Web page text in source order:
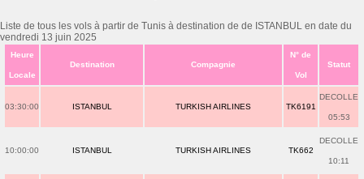
Liste de tous les vols à partir de Tunis à destination de de ISTANBUL en date du
vendredi 13 juin 2025
Heure
Locale
Destination Compagnie
N° de
Vol
Statut
03:30:00 ISTANBUL TURKISH AIRLINES TK6191
DECOLLE
05:53
10:00:00 ISTANBUL TURKISH AIRLINES TK662
DECOLLE
10:11